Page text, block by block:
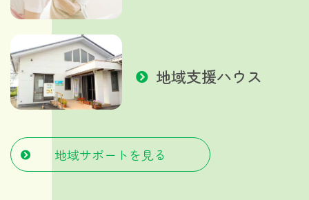
地域支援ハウス
地域サポートを見る